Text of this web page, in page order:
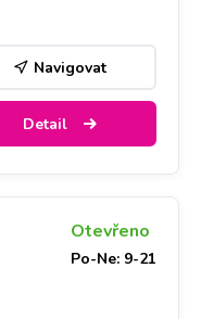
Navigovat
Detail
Otevřeno
Po-Ne: 9-21